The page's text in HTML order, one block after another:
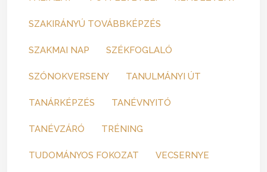
SZAKIRÁNYÚ TOVÁBBKÉPZÉS
SZAKMAI NAP SZÉKFOGLALÓ
SZÓNOKVERSENY TANULMÁNYI ÚT
TANÁRKÉPZÉS TANÉVNYITÓ
TANÉVZÁRÓ TRÉNING
TUDOMÁNYOS FOKOZAT VECSERNYE